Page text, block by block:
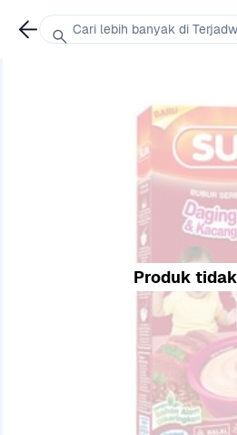
Produk
Cari lebih banyak di